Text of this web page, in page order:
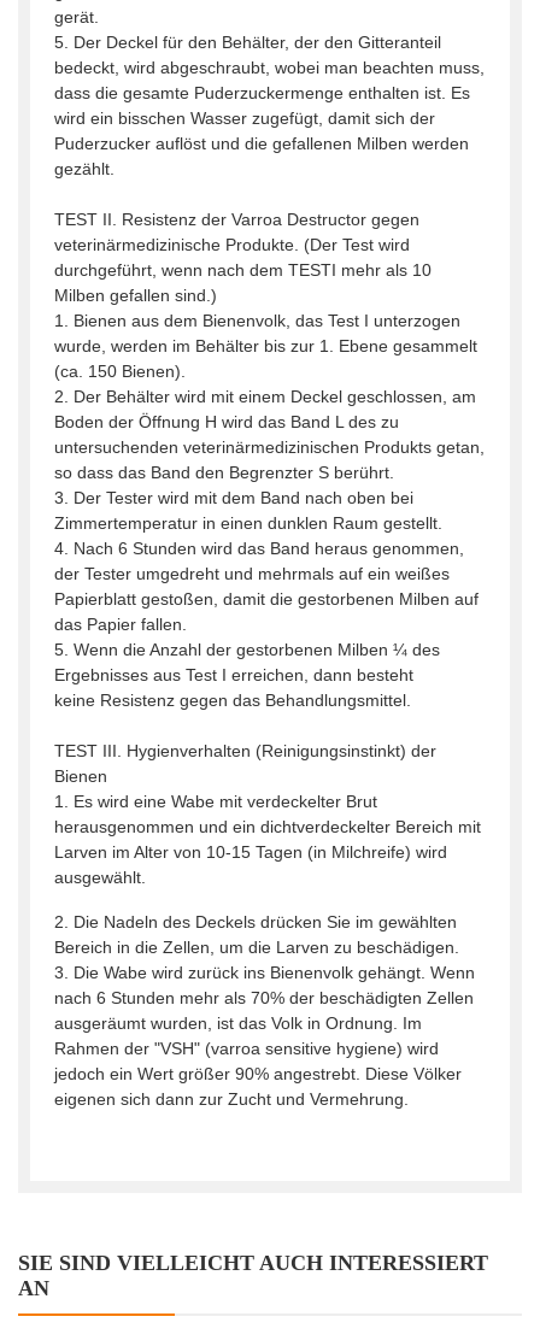
gerät.
5. Der Deckel für den Behälter, der den Gitteranteil
bedeckt, wird abgeschraubt, wobei man beachten muss,
dass die gesamte Puderzuckermenge enthalten ist. Es
wird ein bisschen Wasser zugefügt, damit sich der
Puderzucker auflöst und die gefallenen Milben werden
gezählt.
TEST II. Resistenz der Varroa Destructor gegen
veterinärmedizinische Produkte. (Der Test wird
durchgeführt, wenn nach dem TESTI mehr als 10
Milben gefallen sind.)
1. Bienen aus dem Bienenvolk, das Test I unterzogen
wurde, werden im Behälter bis zur 1. Ebene gesammelt
(ca. 150 Bienen).
2. Der Behälter wird mit einem Deckel geschlossen, am
Boden der Öffnung H wird das Band L des zu
untersuchenden veterinärmedizinischen Produkts getan,
so dass das Band den Begrenzter S berührt.
3. Der Tester wird mit dem Band nach oben bei
Zimmertemperatur in einen dunklen Raum gestellt.
4. Nach 6 Stunden wird das Band heraus genommen,
der Tester umgedreht und mehrmals auf ein weißes
Papierblatt gestoßen, damit die gestorbenen Milben auf
das Papier fallen.
5. Wenn die Anzahl der gestorbenen Milben ¼ des
Ergebnisses aus Test I erreichen, dann besteht
keine Resistenz gegen das Behandlungsmittel.
TEST III. Hygienverhalten (Reinigungsinstinkt) der
Bienen
1. Es wird eine Wabe mit verdeckelter Brut
herausgenommen und ein dichtverdeckelter Bereich mit
Larven im Alter von 10-15 Tagen (in Milchreife) wird
ausgewählt.
2. Die Nadeln des Deckels drücken Sie im gewählten
Bereich in die Zellen, um die Larven zu beschädigen.
3. Die Wabe wird zurück ins Bienenvolk gehängt. Wenn
nach 6 Stunden mehr als 70% der beschädigten Zellen
ausgeräumt wurden, ist das Volk in Ordnung. Im
Rahmen der "VSH" (varroa sensitive hygiene) wird
jedoch ein Wert größer 90% angestrebt. Diese Völker
eigenen sich dann zur Zucht und Vermehrung.
SIE SIND VIELLEICHT AUCH INTERESSIERT
AN